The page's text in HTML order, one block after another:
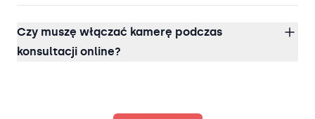
Czy muszę włączać kamerę podczas
konsultacji online?